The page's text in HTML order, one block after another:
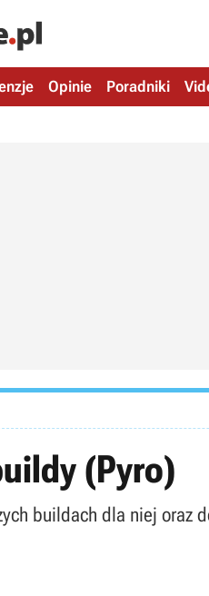
Opinie Poradniki
(Pyro)
buildach dla niej oraz